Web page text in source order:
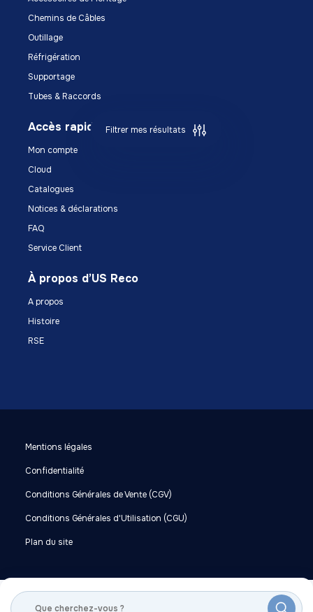
Chemins de Câbles
Outillage
Réfrigération
Supportage
Tubes & Raccords
Accès rapide
Mon compte
Cloud
Catalogues
Notices & déclarations
FAQ
Service Client
À propos d’US Reco
A propos
Histoire
RSE
Mentions légales
Confidentialité
Conditions Générales de Vente (CGV)
Conditions Générales d'Utilisation (CGU)
Plan du site
Filtrer mes résultats